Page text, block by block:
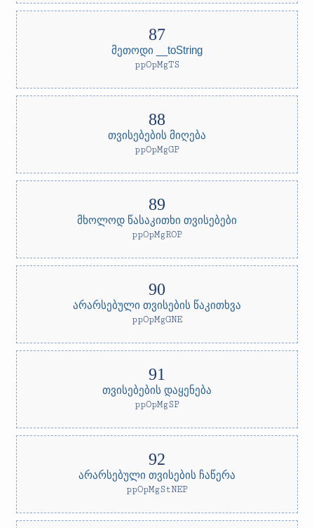
მეთოდი __toString
ppOpMgTS
თვისებების მიღება
ppOpMgGP
მხოლოდ წასაკითხი თვისებები
ppOpMgROP
არარსებული თვისების წაკითხვა
ppOpMgGNE
თვისებების დაყენება
ppOpMgSP
არარსებული თვისების ჩაწერა
ppOpMgStNEP